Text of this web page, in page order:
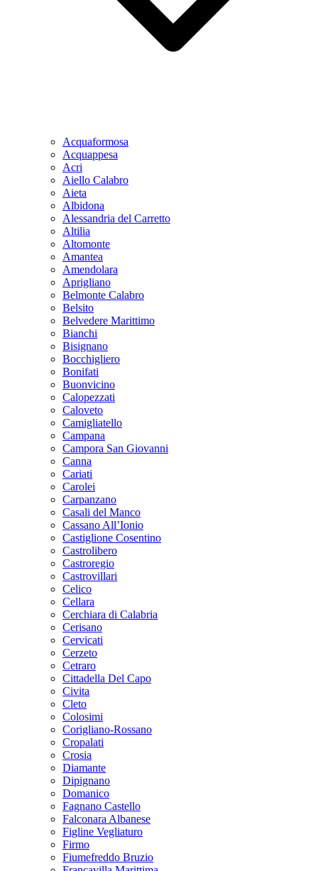
Acquaformosa
Acquappesa
Acri
Aiello Calabro
Aieta
Albidona
Alessandria del Carretto
Altilia
Altomonte
Amantea
Amendolara
Aprigliano
Belmonte Calabro
Belsito
Belvedere Marittimo
Bianchi
Bisignano
Bocchigliero
Bonifati
Buonvicino
Calopezzati
Caloveto
Camigliatello
Campana
Campora San Giovanni
Canna
Cariati
Carolei
Carpanzano
Casali del Manco
Cassano All’Ionio
Castiglione Cosentino
Castrolibero
Castroregio
Castrovillari
Celico
Cellara
Cerchiara di Calabria
Cerisano
Cervicati
Cerzeto
Cetraro
Cittadella Del Capo
Civita
Cleto
Colosimi
Corigliano-Rossano
Cropalati
Crosia
Diamante
Dipignano
Domanico
Fagnano Castello
Falconara Albanese
Figline Vegliaturo
Firmo
Fiumefreddo Bruzio